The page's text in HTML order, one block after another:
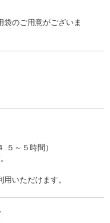
のご用意がございま
５～５時間）
いただけます。